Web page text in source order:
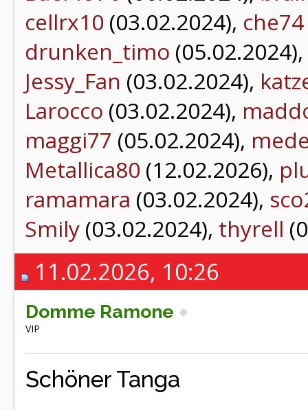
cellrx10 (03.02.2024), che74
drunken_timo (05.02.2024),
Jessy_Fan (03.02.2024),
Larocco (03.02.2024),
maggi77 (05.02.2024),
Metallica80 (12.02.2026),
ramamara (03.02.2024),
Smily (03.02.2024), thyrell
11.02.2026, 10:26
Domme Ramone
VIP
Schöner Tanga